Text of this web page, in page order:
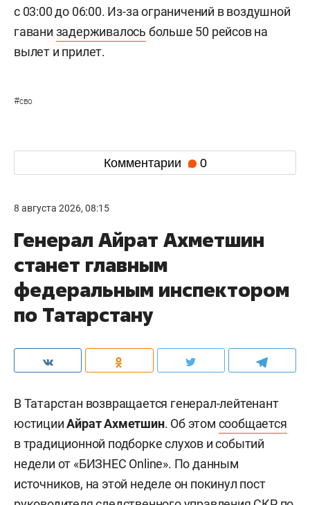
с 03:00 до 06:00. Из-за ограничений в воздушной
гавани задерживалось больше 50 рейсов на
вылет и прилет.
#сво
Комментарии 0
8 августа 2026, 08:15
Генерал Айрат Ахметшин
станет главным
федеральным инспектором
по Татарстану
В Татарстан возвращается генерал-лейтенант
юстицииАйрат Ахметшин. Об этом сообщается
в традиционной подборке слухов и событий
недели от «БИЗНЕС Online». По данным
источников, на этой неделе он покинул пост